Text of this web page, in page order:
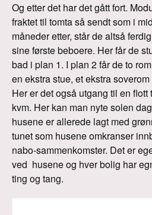
Og etter det har det gått fort.
fraktet til tomta så sendt som i
måneder etter, står de altså
sine første beboere. Her får de
bad i plan 1. I plan 2 får de to
en ekstra stue, et ekstra
Her er det også utgang til en
kvm. Her kan man nyte solen
husene er allerede lagt med
tunet som husene omkranser
nabo-sammenkomster. Det er
ved husene og hver bolig har
ting og tang.